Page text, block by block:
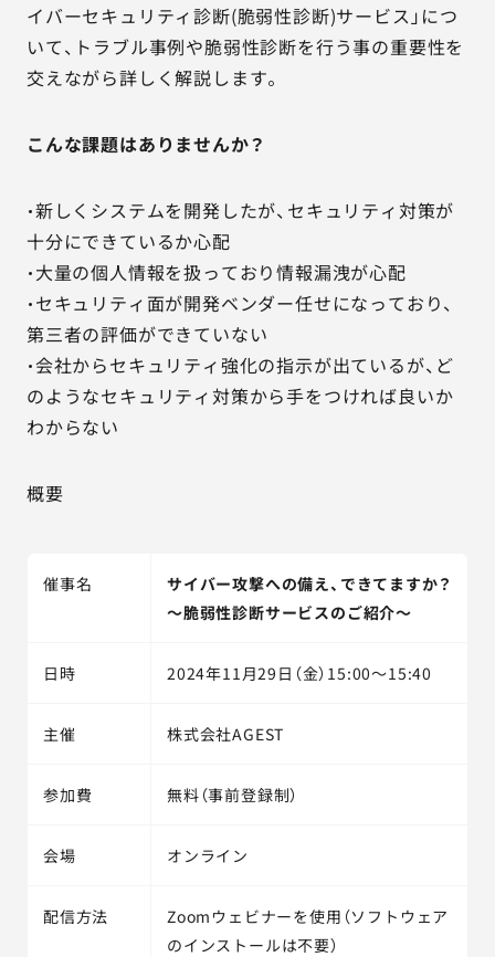
イバーセキュリティ診断(脆弱性診断)サービス」につ
いて、トラブル事例や脆弱性診断を行う事の重要性を
交えながら詳しく解説します。
こんな課題はありませんか？
・新しくシステムを開発したが、セキュリティ対策が
十分にできているか心配
・大量の個人情報を扱っており情報漏洩が心配
・セキュリティ面が開発ベンダー任せになっており、
第三者の評価ができていない
・会社からセキュリティ強化の指示が出ているが、ど
のようなセキュリティ対策から手をつければ良いか
わからない
概要
催事名
サイバー攻撃への備え、できてますか？
～脆弱性診断サービスのご紹介～
日時 2024年11月29日（金）15:00～15:40
主催 株式会社AGEST
参加費 無料（事前登録制）
会場 オンライン
配信方法
Zoomウェビナーを使用（ソフトウェア
のインストールは不要）